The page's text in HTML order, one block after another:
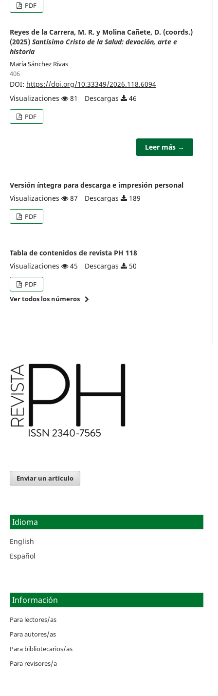
PDF
Reyes de la Carrera, M. R. y Molina Cañete, D. (coords.)
(2025)Santísimo Cristo de la Salud: devoción, arte e
historia
María Sánchez Rivas
406
DOI: https://doi.org/10.33349/2026.118.6094
Visualizaciones
81 Descargas 46
PDF
Leer más →
Versión íntegra para descarga e impresión personal
Visualizaciones
87 Descargas 189
PDF
Tabla de contenidos de revista PH 118
Visualizaciones
45 Descargas 50
PDF
Ver todos los números
Enviar un artículo
Idioma
English
Español
Información
Para lectores/as
Para autores/as
Para bibliotecarios/as
Para revisores/a